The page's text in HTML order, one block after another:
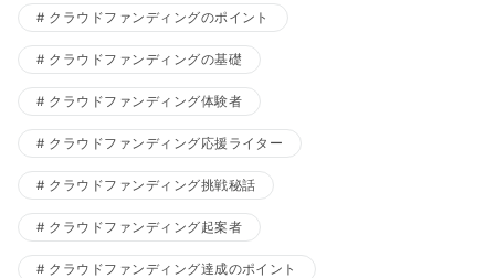
クラウドファンディングのポイント
クラウドファンディングの基礎
クラウドファンディング体験者
クラウドファンディング応援ライター
クラウドファンディング挑戦秘話
クラウドファンディング起案者
クラウドファンディング達成のポイント